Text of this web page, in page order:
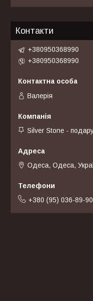
Контакти
+380950368990
+380950368990
Валерія
Silver Stone -
Одеса, Одеса,
+380 (95) 036-89-90